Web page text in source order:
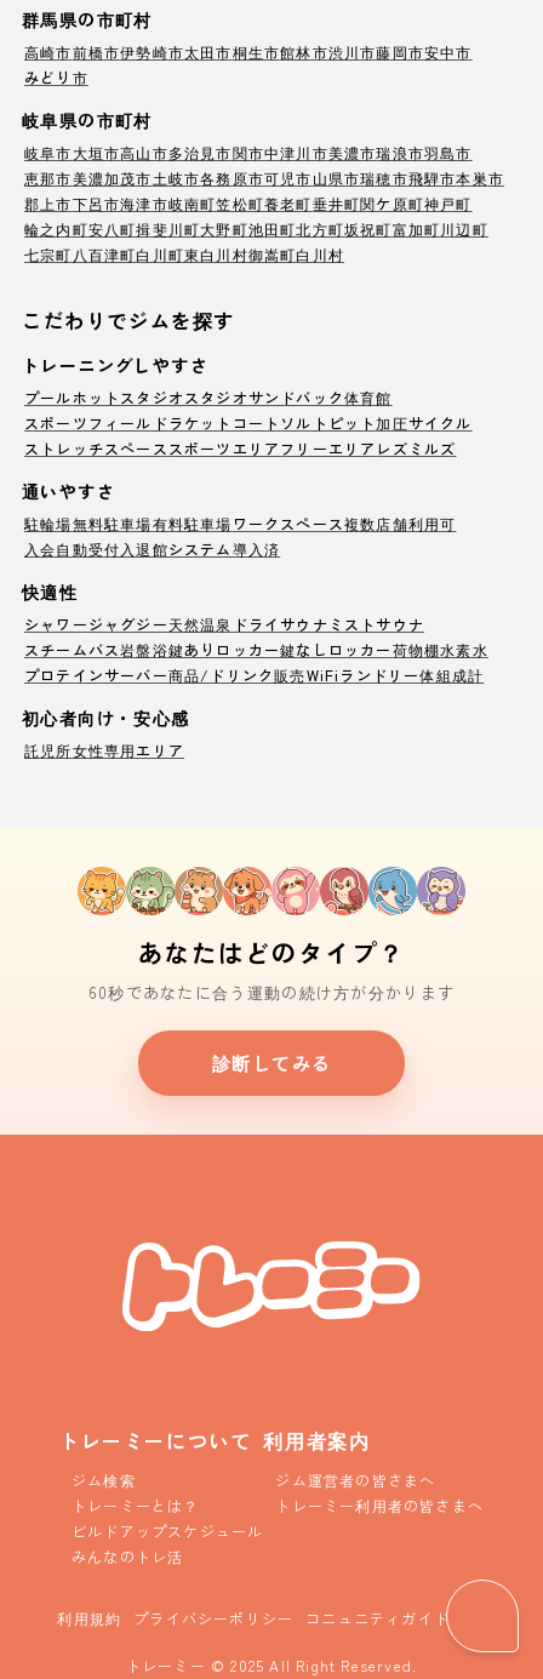
群馬県の市町村
高崎市前橋市伊勢崎市太田市桐生市館林市渋川市藤岡市安中市
みどり市
岐阜県の市町村
岐阜市大垣市高山市多治見市関市中津川市美濃市瑞浪市羽島市
恵那市美濃加茂市土岐市各務原市可児市山県市瑞穂市飛騨市本巣市
郡上市下呂市海津市岐南町笠松町養老町垂井町関ケ原町神戸町
輪之内町安八町揖斐川町大野町池田町北方町坂祝町富加町川辺町
七宗町 八百津町白川町東白川村御嵩町白川村
こだわりでジムを探す
トレーニングしやすさ
プールホットスタジオ スタジオサンドバック体育館
スポーツフィールド ラケットコート ソルトピット加圧サイクル
ストレッチスペース スポーツエリア フリーエリア レズミルズ
通いやすさ
駐輪場無料駐車場有料駐車場ワークスペース複数店舗利用可
入会自動受付 入退館システム導入済
快適性
シャワージャグジー天然温泉 ドライサウナ ミストサウナ
スチームバス岩盤浴鍵ありロッカー鍵なしロッカー荷物棚水素水
プロテインサーバー商品/ドリンク販売WiFi ランドリー体組成計
初心者向け・安心感
託児所女性専用エリア
あなたはどのタイプ？
60秒であなたに合う運動の続け方が分かります
診断してみる
トレーミーについて
ジム検索
トレーミーとは？
ビルドアップスケジュール
みんなのトレ活
利用者案内
ジム運営者の皆さまへ
トレーミー利用者の皆さまへ
利用規約 プライバシーポリシー コニュニティガイドライン
トレーミー © 2025 All Right Reserved.